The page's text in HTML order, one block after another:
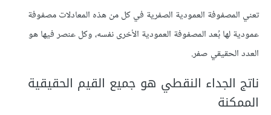
تعني المصفوفة العمودية الصفرية في كل من هذه المعادلات مصفوفة
عمودية لها بُعد المصفوفة العمودية الأخرى نفسه، وكل عنصر فيها هو
العدد الحقيقي صفر.
ناتج الجداء النقطي هو جميع القيم الحقيقية
الممكنة